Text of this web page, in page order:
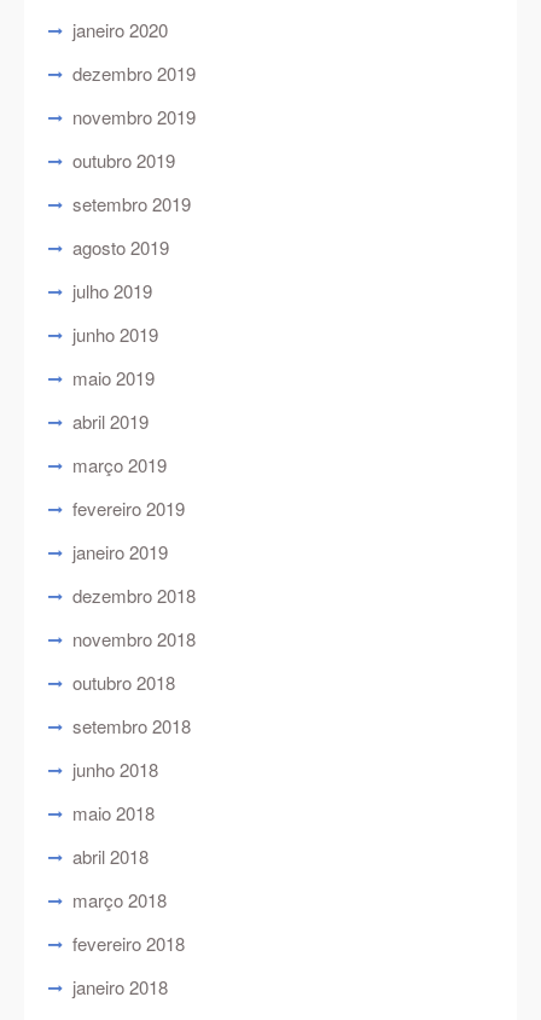
janeiro 2020
dezembro 2019
novembro 2019
outubro 2019
setembro 2019
agosto 2019
julho 2019
junho 2019
maio 2019
abril 2019
março 2019
fevereiro 2019
janeiro 2019
dezembro 2018
novembro 2018
outubro 2018
setembro 2018
junho 2018
maio 2018
abril 2018
março 2018
fevereiro 2018
janeiro 2018